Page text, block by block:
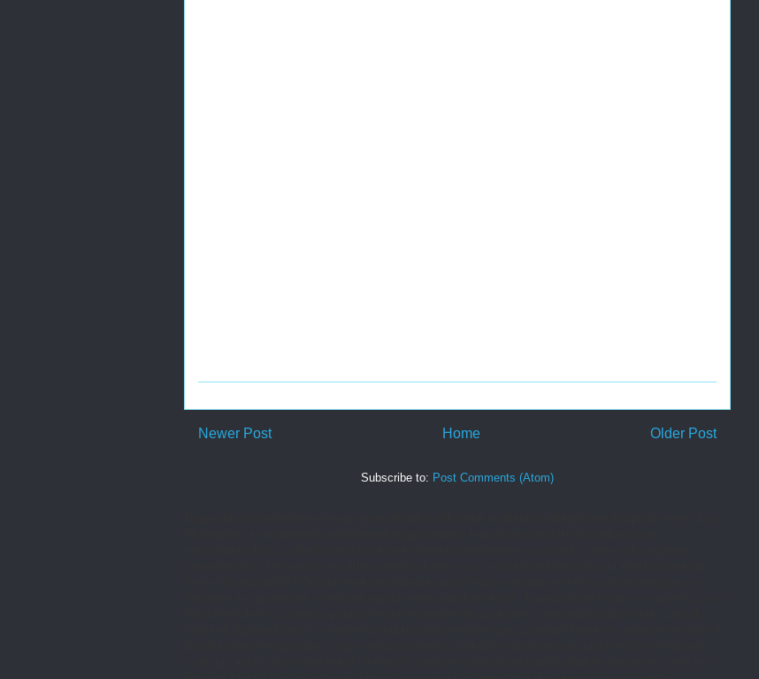
Newer Post Older Post
Home
Subscribe to: Post Comments (Atom)